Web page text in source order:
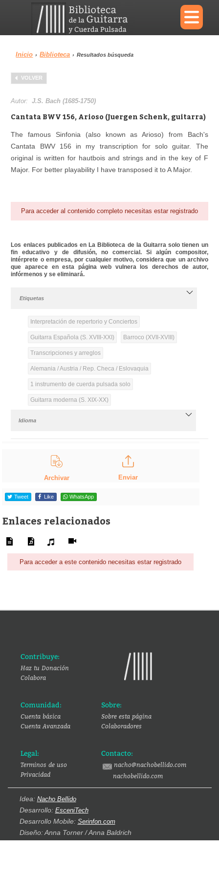
×
Menu
Biblioteca
Área personal Reproductor
Inicio › Biblioteca › Resultados búsqueda
VOLVER
Autor:J.S. Bach (1685-1750)
Cantata BWV 156, Arioso (Juergen Schenk, guitarra)
The famous Sinfonia (also known as Arioso) from Bach's
Cantata BWV 156 in my transcription for solo guitar. The
original is written for hautbois and strings and in the key of F
Major. For better playability I have transposed it to A Major.
Para acceder al contenido completo necesitas estar registrado
Los enlaces publicados en La Biblioteca de la Guitarra solo tienen un
fin educativo y de difusión, no comercial. Si algún compositor,
intérprete o empresa, por cualquier motivo, considera que un archivo
que aparece en esta página web vulnera los derechos de autor,
infórmenos y se eliminará.
Etiquetas
Interpretación de repertorio y Conciertos
Guitarra Española (S. XVIII-XXI) Barroco (XVII-XVIII)
Transcripciones y arreglos
Alemania / Austria / Rep. Checa / Eslovaquia
1 instrumento de cuerda pulsada solo
Guitarra moderna (S. XIX-XX)
Idioma
Archivar Enviar
Tweet Like WhatsApp
Enlaces relacionados
Para acceder a este contenido necesitas estar registrado
Contribuye:
Haz tu Donación
Colabora
Comunidad:
Cuenta básica
Cuenta Avanzada
Sobre:
Sobre esta página
Colaboradores
Legal:
Terminos de uso
Privacidad
Contacto:
nacho@nachobellido.com
nachobellido.com
Idea: Nacho Bellido
Desarrollo: EsceniTech
Desarrollo Mobile: Serinfon.com
Diseño: Anna Torner / Anna Baldrich